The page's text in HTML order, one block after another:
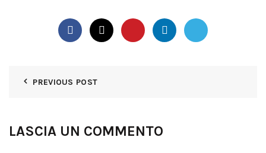
PREVIOUS POST
LASCIA UN COMMENTO